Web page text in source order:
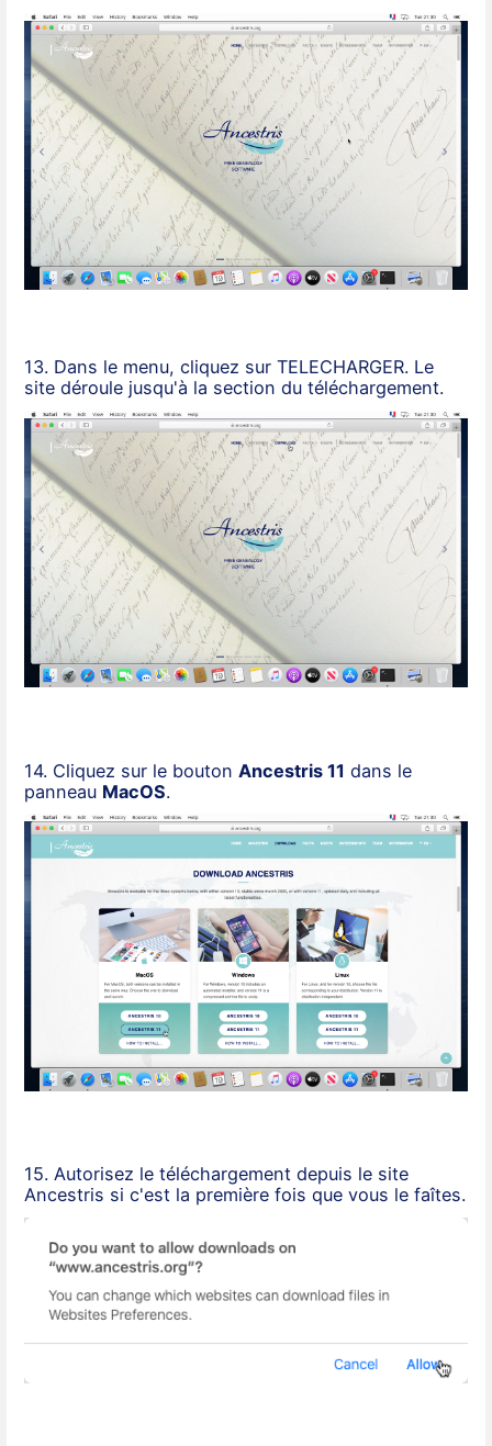
13. Dans le menu, cliquez sur TELECHARGER. Le
site déroule jusqu'à la section du téléchargement.
14. Cliquez sur le bouton Ancestris 11 dans le
panneau MacOS.
15. Autorisez le téléchargement depuis le site
Ancestris si c'est la première fois que vous le faîtes.